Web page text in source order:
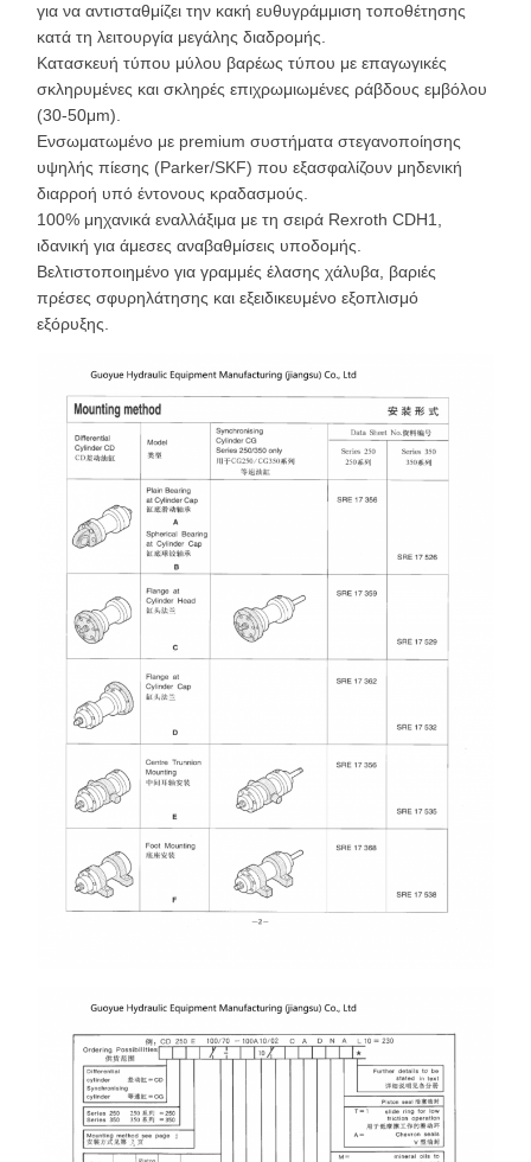
για να αντισταθμίζει την κακή ευθυγράμμιση τοποθέτησης
κατά τη λειτουργία μεγάλης διαδρομής.
Κατασκευή τύπου μύλου βαρέως τύπου με επαγωγικές
σκληρυμένες και σκληρές επιχρωμιωμένες ράβδους εμβόλου
(30-50μm).
Ενσωματωμένο με premium συστήματα στεγανοποίησης
υψηλής πίεσης (Parker/SKF) που εξασφαλίζουν μηδενική
διαρροή υπό έντονους κραδασμούς.
100% μηχανικά εναλλάξιμα με τη σειρά Rexroth CDH1,
ιδανική για άμεσες αναβαθμίσεις υποδομής.
Βελτιστοποιημένο για γραμμές έλασης χάλυβα, βαριές
πρέσες σφυρηλάτησης και εξειδικευμένο εξοπλισμό
εξόρυξης.